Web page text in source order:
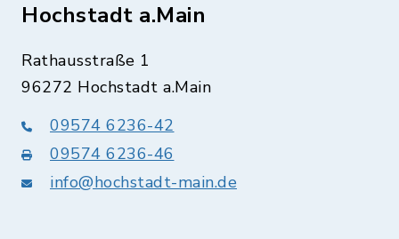
Hochstadt a.Main
Rathausstraße 1
96272 Hochstadt a.Main
09574 6236-42
09574 6236-46
info@hochstadt-main.de